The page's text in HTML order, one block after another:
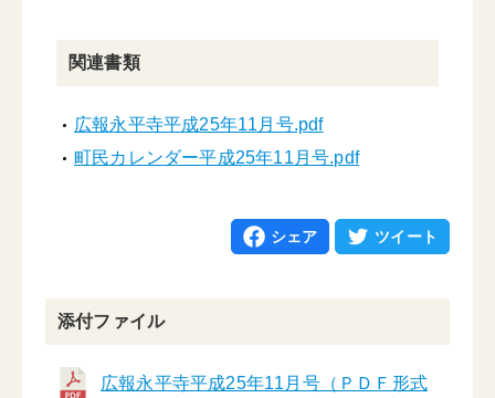
関連書類
広報永平寺平成25年11月号.pdf
町民カレンダー平成25年11月号.pdf
シェア ツイート
添付ファイル
広報永平寺平成25年11月号（ＰＤＦ形式